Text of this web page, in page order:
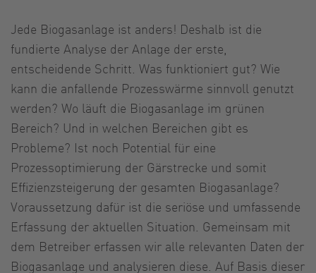
Jede Biogasanlage ist anders! Deshalb ist die
fundierte Analyse der Anlage der erste,
entscheidende Schritt. Was funktioniert gut? Wie
kann die anfallende Prozesswärme sinnvoll genutzt
werden? Wo läuft die Biogasanlage im grünen
Bereich? Und in welchen Bereichen gibt es
Probleme? Ist noch Potential für eine
Prozessoptimierung der Gärstrecke und somit
Effizienzsteigerung der gesamten Biogasanlage?
Voraussetzung dafür ist die seriöse und umfassende
Erfassung der aktuellen Situation. Gemeinsam mit
dem Betreiber erfassen wir alle relevanten Daten der
Biogasanlage und analysieren diese. Auf Basis dieser